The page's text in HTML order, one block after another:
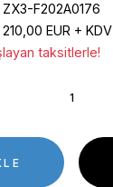
ZX3-F202A0176
210,00 EUR + KDV
taksitlerle!